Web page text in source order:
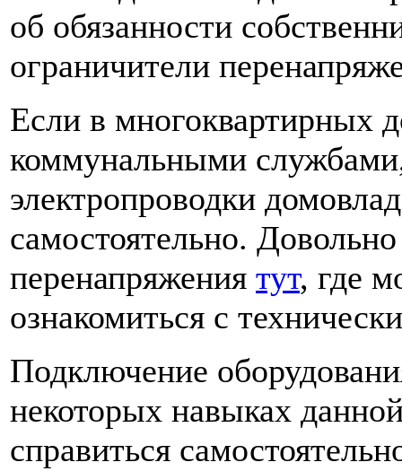
об обязанности
ограничители
Если в многоквартирных
коммунальными
электропроводки
самостоятельно.
перенапряжения тут, где
ознакомиться с
Подключение
некоторых навыках
справиться